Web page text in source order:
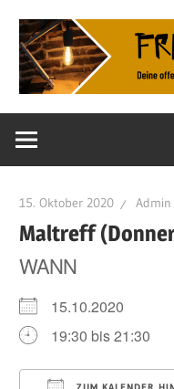
Inhalt
springen
offene
15. Oktober 2020 Admin
Maltreff
WANN
15.10.2020
19:30 bis 21:30